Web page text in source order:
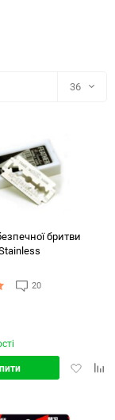
36
48
72
бритви
20
Додати